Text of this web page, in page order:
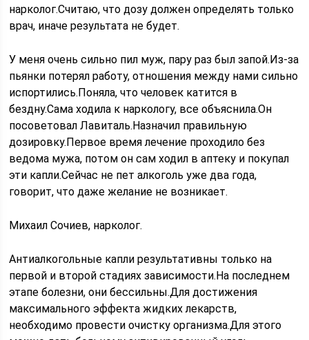
нарколог.Считаю, что дозу должен определять только
врач, иначе результата не будет.
У меня очень сильно пил муж, пару раз был запой.Из-за
пьянки потерял работу, отношения между нами сильно
испортились.Поняла, что человек катится в
бездну.Сама ходила к наркологу, все объяснила.Он
посоветовал Лавиталь.Назначил правильную
дозировку.Первое время лечение проходило без
ведома мужа, потом он сам ходил в аптеку и покупал
эти капли.Сейчас не пет алкоголь уже два года,
говорит, что даже желание не возникает.
Михаил Сочиев, нарколог.
Антиалкогольные капли результативны только на
первой и второй стадиях зависимости.На последнем
этапе болезни, они бессильны.Для достижения
максимального эффекта жидких лекарств,
необходимо провести очистку организма.Для этого